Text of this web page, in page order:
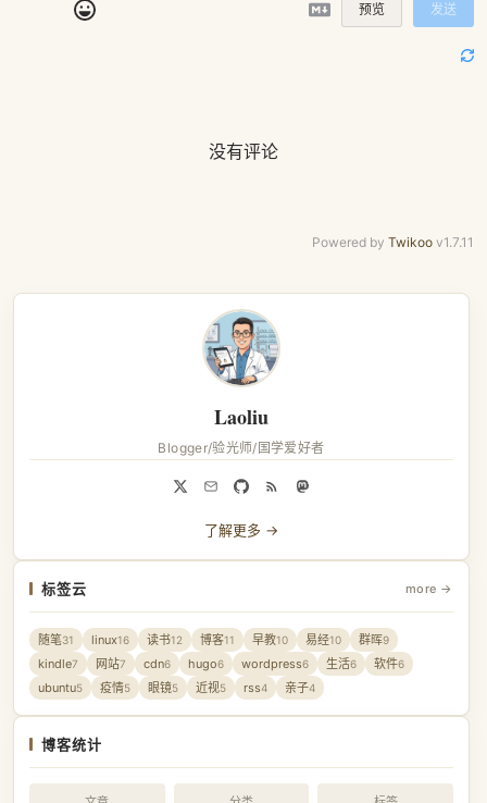
预览 发送
没有评论
Powered by Twikoo v1.7.11
Laoliu
Blogger/验光师/国学爱好者
了解更多 →
标签云 more →
随笔31 linux16 读书12 博客11 早教10 易经10 群晖9
kindle7 网站7 cdn6 hugo6 wordpress6 生活6 软件6
ubuntu5 疫情5 眼镜5 近视5 rss4 亲子4
博客统计